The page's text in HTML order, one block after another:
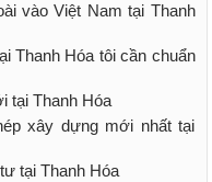
vào Việt Nam tại Thanh
Thanh Hóa tôi cần chuẩn
tại Thanh Hóa
xây dựng mới nhất tại
tại Thanh Hóa